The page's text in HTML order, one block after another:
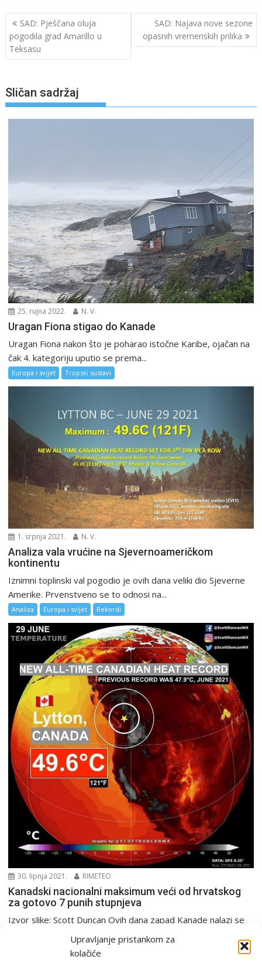
Upravljanje pristankom za
kolačiće
Navigacija
objava
SAD: Pješčana oluja
pogodila grad Amarillo u
Teksasu
SAD: Najava nove sezone
opasnih vremenskih prilika
Sličan sadržaj
25. rujna 2022. N. V.
Uragan Fiona stigao do Kanade
Uragan Fiona nakon što je poharao istočne Karibe, ojačan na
čak 4. kategoriju uputio se prema...
Europa i svijet Tropski sustavi
1. srpnja 2021. N. V.
Analiza vala vrućine na Sjevernoameričkom
kontinentu
Iznimni toplinski val pogodio je ovih dana veliki dio Sjeverne
Amerike. Prvenstveno se to odnosi na...
Analiza Europa i svijet Rekordi
30. lipnja 2021. RIMETEO
Kanadski nacionalni maksimum veći od hrvatskog
za gotovo 7 punih stupnjeva
Izvor slike: Scott Duncan Ovih dana zapad Kanade nalazi se
na udaru vala ekstremne vrućine, koji...
Rekordi